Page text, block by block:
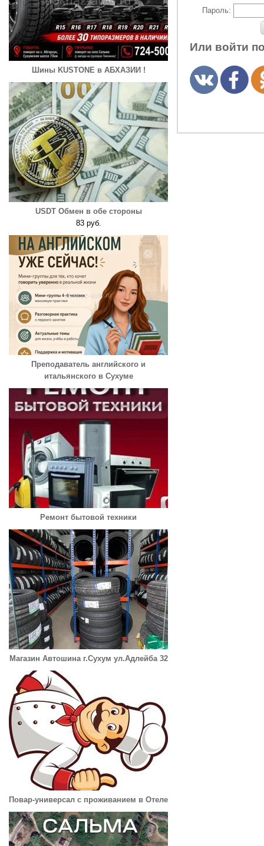
Шины KUSTONE в АБХАЗИИ !
USDT Обмен в обе стороны
83 руб.
Преподаватель английского и
итальянского в Сухуме
Ремонт бытовой техники
Магазин Автошина г.Сухум ул.Адлейба 32
Повар-универсал с проживанием в Отеле
Пароль:
Или войти